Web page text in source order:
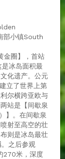
小镇South
金圈】，首站
冰岛面积最
化遗产。公元
立了世界上第
尔横跨亚欧与
站是【间歇泉
】。在间歇泉
射至高空的壮
则是冰岛最壮
之后参观
270米，深度